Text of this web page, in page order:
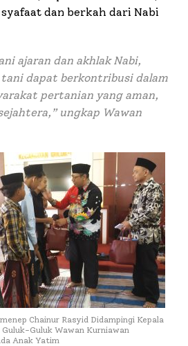
dan berkah dari Nabi
ajaran dan akhlak Nabi,
tani dapat berkontribusi dalam
pertanian yang aman,
” ungkap Wawan
Chainur Rasyid Didampingi Kepala
Guluk Wawan Kurniawan
Anak Yatim